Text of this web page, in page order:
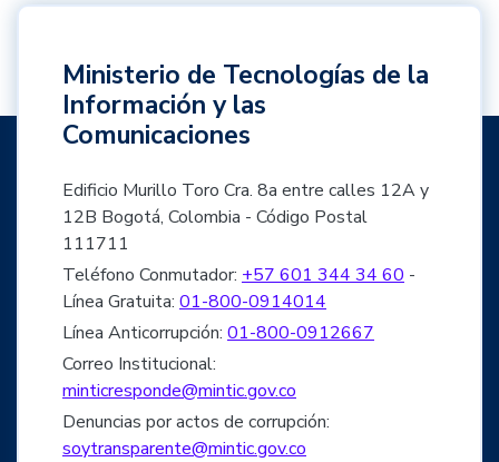
Ministerio de Tecnologías de la
Información y las
Comunicaciones
Edificio Murillo Toro Cra. 8a entre calles 12A y
12B Bogotá, Colombia - Código Postal
111711
Teléfono Conmutador: +57 601 344 34 60 -
Línea Gratuita: 01-800-0914014
Línea Anticorrupción: 01-800-0912667
Correo Institucional:
minticresponde@mintic.gov.co
Denuncias por actos de corrupción:
soytransparente@mintic.gov.co